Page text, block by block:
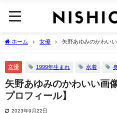
ホーム 女優
矢野あゆみのかわい
女優 1999年生まれ 水着
矢野あゆみのかわいい画
プロフィール】
2023年9月22日